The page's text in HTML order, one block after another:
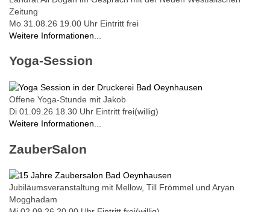
Zeitung
Mo 31.08.26 19.00 Uhr Eintritt frei
Weitere Informationen...
Yoga-Session
Offene Yoga-Stunde mit Jakob
Di 01.09.26 18.30 Uhr Eintritt frei(willig)
Weitere Informationen...
ZauberSalon
Jubiläumsveranstaltung mit Mellow, Till Frömmel und Aryan
Mogghadam